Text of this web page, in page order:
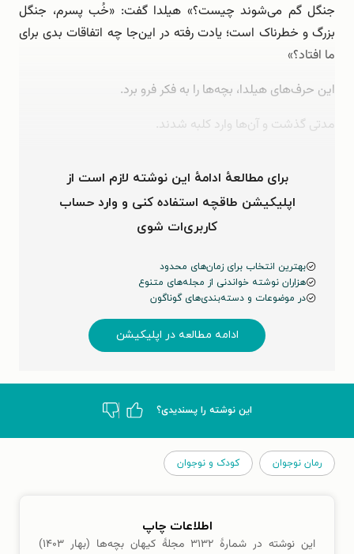
جنگل گم می‌شوند چیست؟» هیلدا گفت: «خُب پسرم، جنگل
بزرگ و خطرناک است؛ یادت رفته در این‌جا چه اتفاقات بدی برای
ما افتاد؟»
این حرف‌های هیلدا، بچه‌ها را به فکر فرو برد.
مدتی گذشت و آن‌ها وارد کلبه شدند.
برای مطالعهٔ ادامهٔ این نوشته لازم است از
اپلیکیشن طاقچه استفاده کنی و وارد حساب
کاربری‌ات شوی
بهترین انتخاب برای زمان‌های محدود
هزاران نوشته خواندنی از مجله‌های متنوع
در موضوعات و دسته‌بندی‌های گوناگون
ادامه مطالعه در اپلیکیشن
این نوشته‌ را پسندیدی؟
رمان نوجوان کودک و نوجوان
اطلاعات چاپ
این نوشته در شمارهٔ ۳۱۳۲ مجلهٔ کیهان بچه‌ها (بهار ۱۴۰۳)